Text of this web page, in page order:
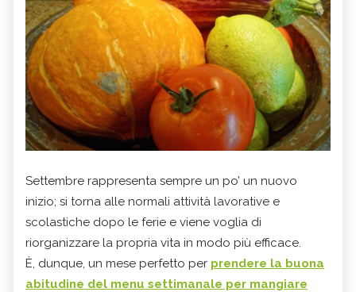
Settembre rappresenta sempre un po’ un nuovo
inizio; si torna alle normali attività lavorative e
scolastiche dopo le ferie e viene voglia di
riorganizzare la propria vita in modo più efficace.
È, dunque, un mese perfetto per prendere la buona
abitudine del menu settimanale per mangiare